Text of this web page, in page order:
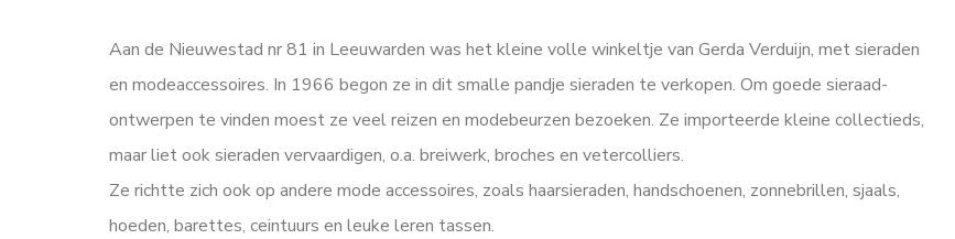
Aan de Nieuwestad nr 81 in Leeuwarden was het kleine volle winkeltje van Gerda Verduijn, met sieraden
en modeaccessoires. In 1966 begon ze in dit smalle pandje sieraden te verkopen. Om goede sieraad-
ontwerpen te vinden moest ze veel reizen en modebeurzen bezoeken. Ze importeerde kleine collectieds,
maar liet ook sieraden vervaardigen, o.a. breiwerk, broches en vetercolliers.
Ze richtte zich ook op andere mode accessoires, zoals haarsieraden, handschoenen, zonnebrillen, sjaals,
hoeden, barettes, ceintuurs en leuke leren tassen.